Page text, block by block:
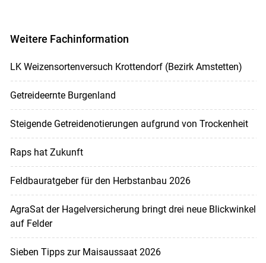
Weitere Fachinformation
LK Weizensortenversuch Krottendorf (Bezirk Amstetten)
Getreideernte Burgenland
Steigende Getreidenotierungen aufgrund von Trockenheit
Raps hat Zukunft
Feldbauratgeber für den Herbstanbau 2026
AgraSat der Hagelversicherung bringt drei neue Blickwinkel
auf Felder
Sieben Tipps zur Maisaussaat 2026